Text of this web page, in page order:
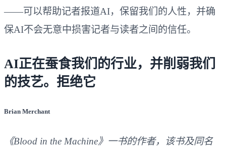
——可以帮助记者报道AI，保留我们的人性，并确
保AI不会无意中损害记者与读者之间的信任。
AI正在蚕食我们的行业，并削弱我们
的技艺。拒绝它
Brian Merchant
《Blood in the Machine》一书的作者，该书及同名